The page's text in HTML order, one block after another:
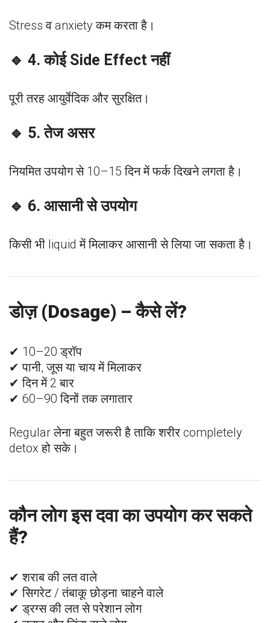
Stress व anxiety कम करता है।
🔹 4. कोई Side Effect नहीं
पूरी तरह आयुर्वेदिक और सुरक्षित।
🔹 5. तेज असर
नियमित उपयोग से 10–15 दिन में फर्क दिखने लगता है।
🔹 6. आसानी से उपयोग
किसी भी liquid में मिलाकर आसानी से लिया जा सकता है।
डोज़ (Dosage) – कैसे लें?
✔ 10–20 ड्रॉप
✔ पानी, जूस या चाय में मिलाकर
✔ दिन में 2 बार
✔ 60–90 दिनों तक लगातार
Regular लेना बहुत जरूरी है ताकि शरीर completely
detox हो सके।
कौन लोग इस दवा का उपयोग कर सकते
हैं?
✔ शराब की लत वाले
✔ सिगरेट / तंबाकू छोड़ना चाहने वाले
✔ ड्रग्स की लत से परेशान लोग